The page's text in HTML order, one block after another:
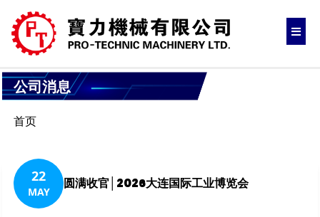
公司消息
首页
22
MAY
圆满收官│2026大连国际工业博览会